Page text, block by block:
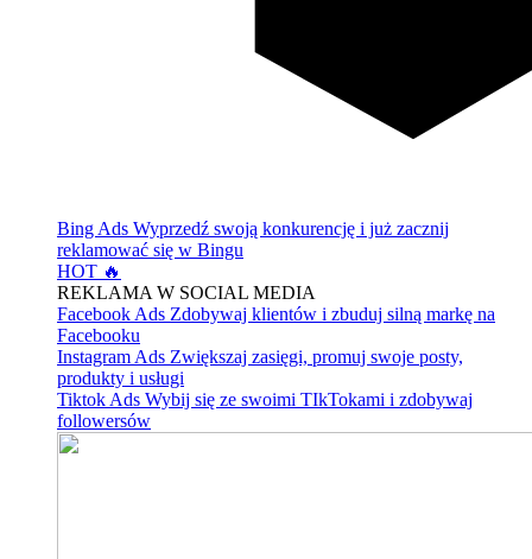
Bing Ads Wyprzedź swoją konkurencję i już zacznij
reklamować się w Bingu
HOT 🔥
REKLAMA W SOCIAL MEDIA
Facebook Ads Zdobywaj klientów i zbuduj silną markę na
Facebooku
Instagram Ads Zwiększaj zasięgi, promuj swoje posty,
produkty i usługi
Tiktok Ads Wybij się ze swoimi TIkTokami i zdobywaj
followersów